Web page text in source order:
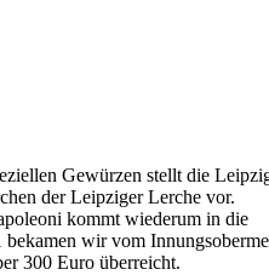
Gewürzen stellt die
der Leipziger Lerche vor.
kommt wiederum in die
bekamen wir vom
300 Euro überreicht.